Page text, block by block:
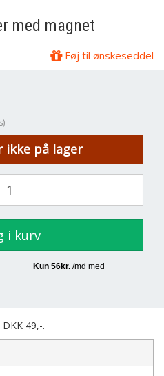
med magnet
Føj til ønskeseddel
ikke på lager
i kurv
DKK 49,-.